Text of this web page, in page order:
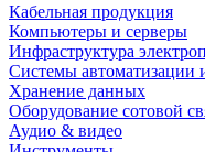
Кабельная продукция
Компьютеры и серверы
Инфраструктура
Системы
Хранение данных
Оборудование сотовой
Аудио & видео